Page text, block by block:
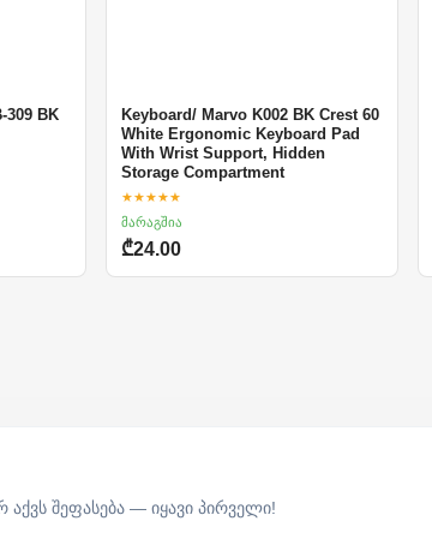
309 BK
Keyboard/ Marvo K002 BK Crest 60
White Ergonomic Keyboard Pad
With Wrist Support, Hidden
Storage Compartment
★★★★★
მარაგშია
₾24.00
აქვს შეფასება — იყავი პირველი!